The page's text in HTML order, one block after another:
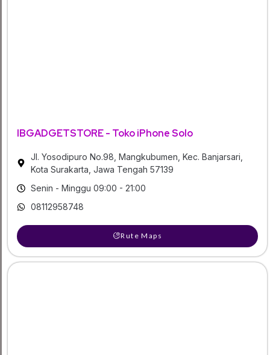
IBGADGETSTORE - Toko iPhone Solo
Jl. Yosodipuro No.98, Mangkubumen, Kec. Banjarsari,
Kota Surakarta, Jawa Tengah 57139
Senin - Minggu 09:00 - 21:00
08112958748
Rute Maps